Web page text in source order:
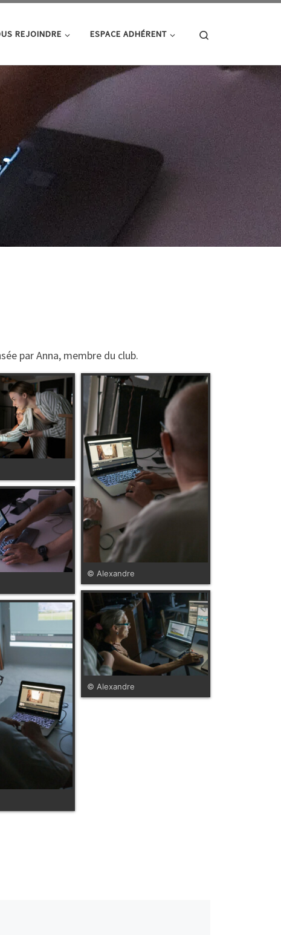
REJOINDRE ESPACE ADHÉRENT
par Anna, membre du club.
© Alexandre
© Alexandre